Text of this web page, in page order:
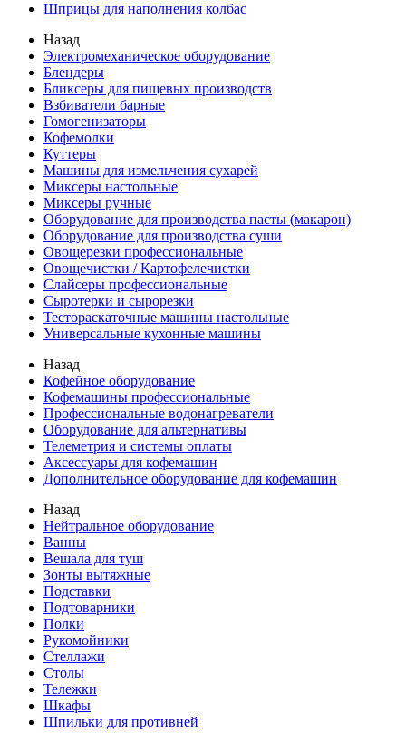
Шприцы для наполнения колбас
Назад
Электромеханическое оборудование
Блендеры
Бликсеры для пищевых производств
Взбиватели барные
Гомогенизаторы
Кофемолки
Куттеры
Машины для измельчения сухарей
Миксеры настольные
Миксеры ручные
Оборудование для производства пасты (макарон)
Оборудование для производства суши
Овощерезки профессиональные
Овощечистки / Картофелечистки
Слайсеры профессиональные
Сыротерки и сырорезки
Тестораскаточные машины настольные
Универсальные кухонные машины
Назад
Кофейное оборудование
Кофемашины профессиональные
Профессиональные водонагреватели
Оборудование для альтернативы
Телеметрия и системы оплаты
Аксессуары для кофемашин
Дополнительное оборудование для кофемашин
Назад
Нейтральное оборудование
Ванны
Вешала для туш
Зонты вытяжные
Подставки
Подтоварники
Полки
Рукомойники
Стеллажи
Столы
Тележки
Шкафы
Шпильки для противней